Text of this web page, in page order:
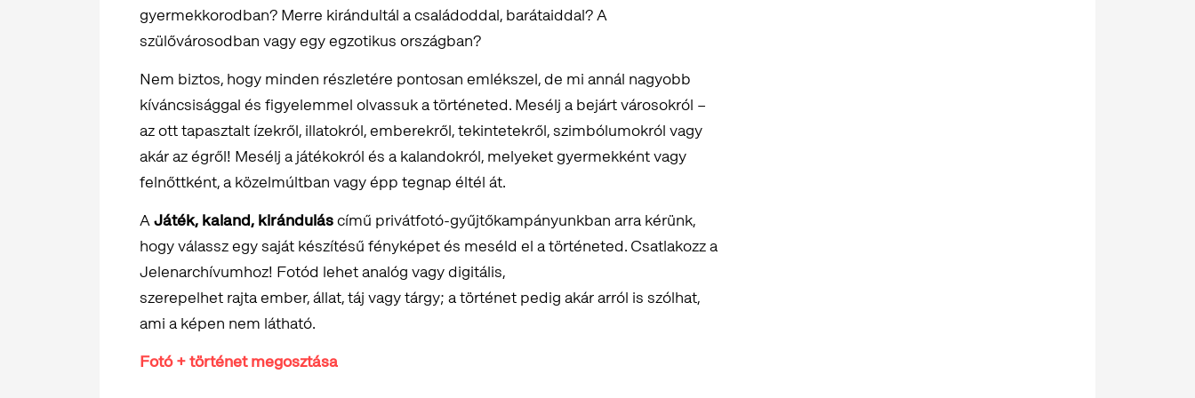
gyermekkorodban? Merre kirándultál a családoddal, barátaiddal? A
szülővárosodban vagy egy egzotikus országban?
Nem biztos, hogy minden részletére pontosan emlékszel, de mi annál nagyobb
kíváncsisággal és figyelemmel olvassuk a történeted. Mesélj a bejárt városokról –
az ott tapasztalt ízekről, illatokról, emberekről, tekintetekről, szimbólumokról vagy
akár az égről! Mesélj a játékokról és a kalandokról, melyeket gyermekként vagy
felnőttként, a közelmúltban vagy épp tegnap éltél át.
AJáték, kaland, kiránduláscímű privátfotó-gyűjtőkampányunkban arra kérünk,
hogy válassz egy saját készítésű fényképet és meséld el a történeted. Csatlakozz a
Jelenarchívumhoz! Fotód lehet analóg vagy digitális,
szerepelhet rajta ember, állat, táj vagy tárgy; a történet pedig akár arról is szólhat,
ami a képen nem látható.
Fotó + történet megosztása